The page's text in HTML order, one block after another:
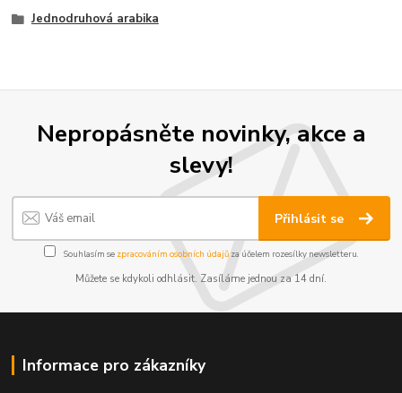
Jednodruhová arabika
Nepropásněte novinky, akce a
slevy!
Přihlásit se
Souhlasím se zpracováním osobních údajůza účelem rozesílky newsletteru.
Můžete se kdykoli odhlásit. Zasíláme jednou za 14 dní.
Informace pro zákazníky